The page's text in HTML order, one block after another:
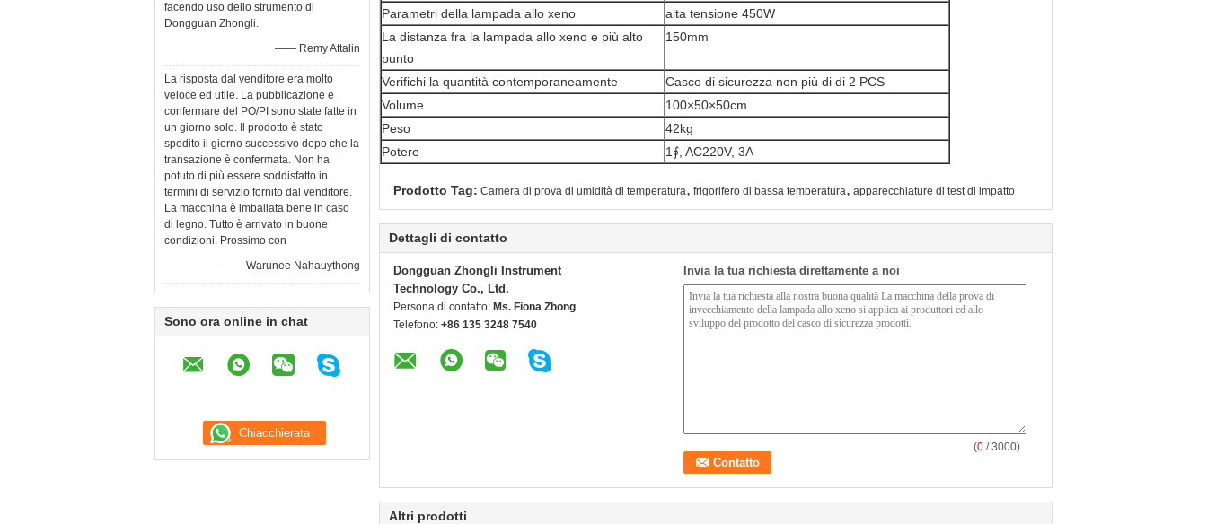
facendo uso dello strumento di
Dongguan Zhongli.
—— Remy Attalin
La risposta dal venditore era molto
veloce ed utile. La pubblicazione e
confermare del PO/PI sono state fatte in
un giorno solo. Il prodotto è stato
spedito il giorno successivo dopo che la
transazione è confermata. Non ha
potuto di più essere soddisfatto in
termini di servizio fornito dal venditore.
La macchina è imballata bene in caso
di legno. Tutto è arrivato in buone
condizioni. Prossimo con
—— Warunee Nahauythong
Sono ora online in chat
Parametri della lampada allo xeno
alta tensione 450W
La distanza fra la lampada allo xeno e più alto
punto
150mm
Verifichi la quantità contemporaneamente
Casco di sicurezza non più di di 2 PCS
Volume
100×50×50cm
Peso
42kg
Potere
1∮, AC220V, 3A
Prodotto Tag: Camera di prova di umidità di temperatura, frigorifero di bassa temperatura, apparecchiature di test di impatto
Dettagli di contatto
Dongguan Zhongli Instrument
Technology Co., Ltd.
Persona di contatto: Ms. Fiona Zhong
Telefono: +86 135 3248 7540
Invia la tua richiesta direttamente a noi
(0 / 3000)
Altri prodotti